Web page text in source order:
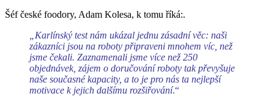
Šéf české foodory, Adam Kolesa, k tomu říká:.
„Karlínský test nám ukázal jednu zásadní věc: naši
zákazníci jsou na roboty připraveni mnohem víc, než
jsme čekali. Zaznamenali jsme více než 250
objednávek, zájem o doručování roboty tak převyšuje
naše současné kapacity, a to je pro nás ta nejlepší
motivace k jejich dalšímu rozšiřování.“